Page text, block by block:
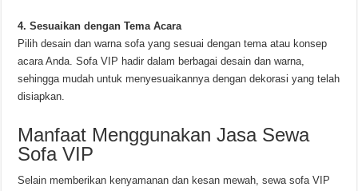
4. Sesuaikan dengan Tema Acara
Pilih desain dan warna sofa yang sesuai dengan tema atau konsep
acara Anda. Sofa VIP hadir dalam berbagai desain dan warna,
sehingga mudah untuk menyesuaikannya dengan dekorasi yang telah
disiapkan.
Manfaat Menggunakan Jasa Sewa
Sofa VIP
Selain memberikan kenyamanan dan kesan mewah, sewa sofa VIP